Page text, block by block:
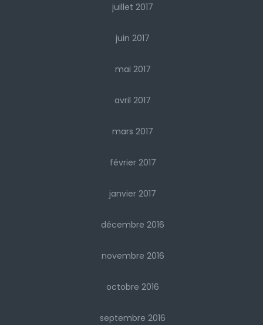
juillet 2017
juin 2017
mai 2017
avril 2017
mars 2017
février 2017
janvier 2017
décembre 2016
novembre 2016
octobre 2016
septembre 2016